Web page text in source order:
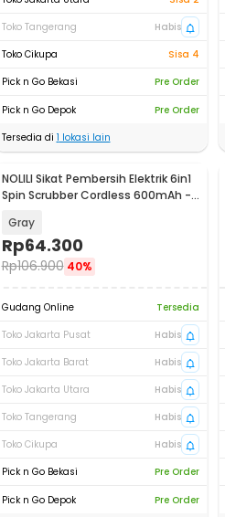
Toko Tangerang
Habis
Toko Cikupa
Sisa 4
Pick n Go Bekasi
Pre Order
Pick n Go Depok
Pre Order
Tersedia di 1 lokasi lain
NOLILI Sikat Pembersih Elektrik 6in1
Spin Scrubber Cordless 600mAh -
Gray
Rp64.300
Rp106.900 40%
Gudang Online
Tersedia
Toko Jakarta Pusat
Habis
Toko Jakarta Barat
Habis
Toko Jakarta Utara
Habis
Toko Tangerang
Habis
Toko Cikupa
Habis
Pick n Go Bekasi
Pre Order
Pick n Go Depok Pre Order